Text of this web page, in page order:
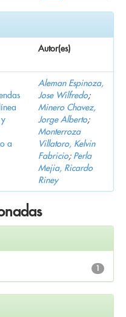
Autor(es)
a
Aleman Espinoza,
Jose Wilfredo;
Minero Chavez,
Jorge Alberto;
Monterroza
Villatoro, Kelvin
Fabricio; Perla
Mejia, Ricardo
Riney
1